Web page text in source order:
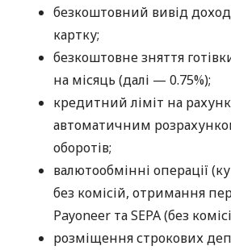
безкоштовний вивід
картку;
безкоштовне зняття
на місяць (далі — 0.75%);
кредитний ліміт на
автоматичним
оборотів;
валютообмінні операції
без комісій, отримання
Payoneer та SEPA (без
розміщення строкових